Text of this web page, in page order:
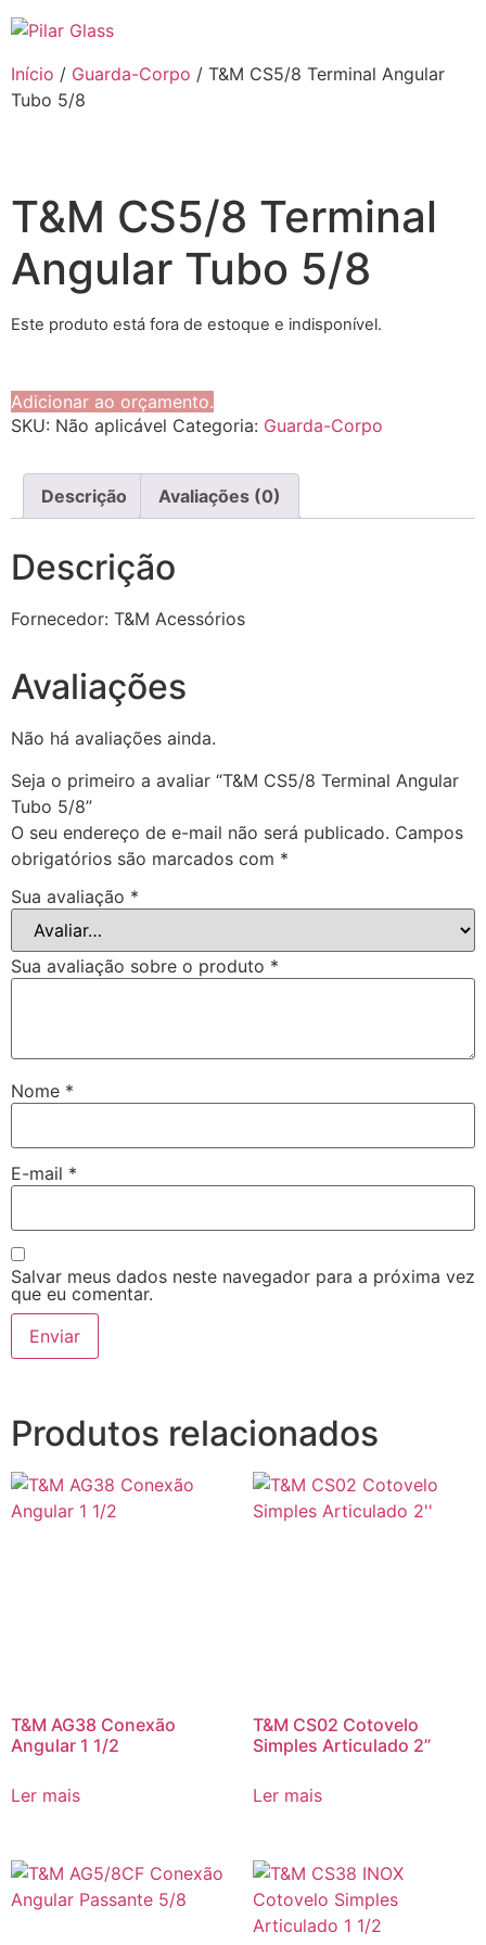
Início / Guarda-Corpo / T&M CS5/8 Terminal Angular
Tubo 5/8
T&M CS5/8 Terminal
Angular Tubo 5/8
Este produto está fora de estoque e indisponível.
Adicionar ao orçamento.
SKU: Não aplicável Categoria: Guarda-Corpo
Descrição Avaliações (0)
Descrição
Fornecedor: T&M Acessórios
Avaliações
Não há avaliações ainda.
Seja o primeiro a avaliar “T&M CS5/8 Terminal Angular
Tubo 5/8”
O seu endereço de e-mail não será publicado. Campos
obrigatórios são marcados com *
Sua avaliação *
Sua avaliação sobre o produto *
Nome *
E-mail *
Salvar meus dados neste navegador para a próxima vez
que eu comentar.
Produtos relacionados
T&M AG38 Conexão
Angular 1 1/2
Ler mais
T&M CS02 Cotovelo
Simples Articulado 2”
Ler mais